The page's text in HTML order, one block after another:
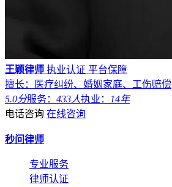
王颖律师 执业认证 平台保障
擅长：医疗纠纷、婚姻家庭、工伤赔偿
5.0分服务： 433人执业：
14年
电话咨询 在线咨询
秒问律师
专业服务
律师认证